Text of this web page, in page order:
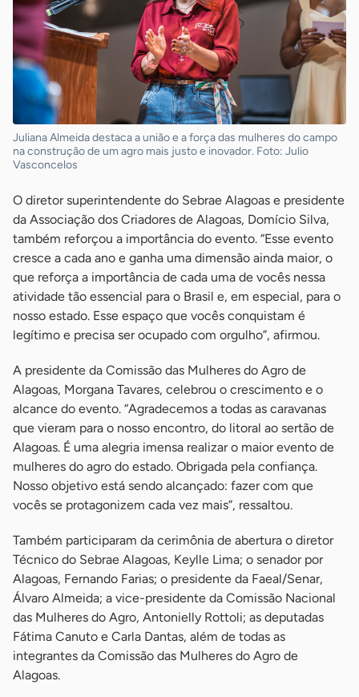
Juliana Almeida destaca a união e a força das mulheres do campo
na construção de um agro mais justo e inovador. Foto: Julio
Vasconcelos
O diretor superintendente do Sebrae Alagoas e presidente
da Associação dos Criadores de Alagoas, Domício Silva,
também reforçou a importância do evento. “Esse evento
cresce a cada ano e ganha uma dimensão ainda maior, o
que reforça a importância de cada uma de vocês nessa
atividade tão essencial para o Brasil e, em especial, para o
nosso estado. Esse espaço que vocês conquistam é
legítimo e precisa ser ocupado com orgulho”, afirmou.
A presidente da Comissão das Mulheres do Agro de
Alagoas, Morgana Tavares, celebrou o crescimento e o
alcance do evento. “Agradecemos a todas as caravanas
que vieram para o nosso encontro, do litoral ao sertão de
Alagoas. É uma alegria imensa realizar o maior evento de
mulheres do agro do estado. Obrigada pela confiança.
Nosso objetivo está sendo alcançado: fazer com que
vocês se protagonizem cada vez mais”, ressaltou.
Também participaram da cerimônia de abertura o diretor
Técnico do Sebrae Alagoas, Keylle Lima; o senador por
Alagoas, Fernando Farias; o presidente da Faeal/Senar,
Álvaro Almeida; a vice-presidente da Comissão Nacional
das Mulheres do Agro, Antonielly Rottoli; as deputadas
Fátima Canuto e Carla Dantas, além de todas as
integrantes da Comissão das Mulheres do Agro de
Alagoas.